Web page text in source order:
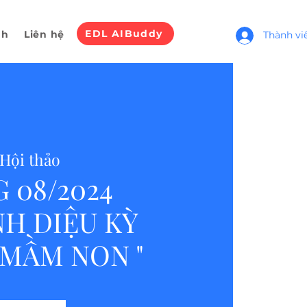
Liên hệ EDL AIBuddy Thành
Hội thảo
08/2024
DIỆU KỲ
NON "